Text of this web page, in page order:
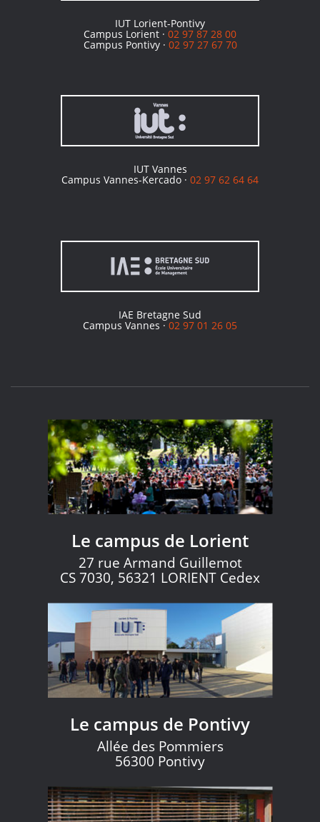
IUT Lorient-Pontivy
Campus Lorient · 02 97 87 28 00
Campus Pontivy · 02 97 27 67 70
IUT Vannes
Campus Vannes-Kercado · 02 97 62 64 64
IAE Bretagne Sud
Campus Vannes ·02 97 01 26 05
Le campus de Lorient
27 rue Armand Guillemot
CS 7030, 56321 LORIENT Cedex
Le campus de Pontivy
Allée des Pommiers
56300 Pontivy